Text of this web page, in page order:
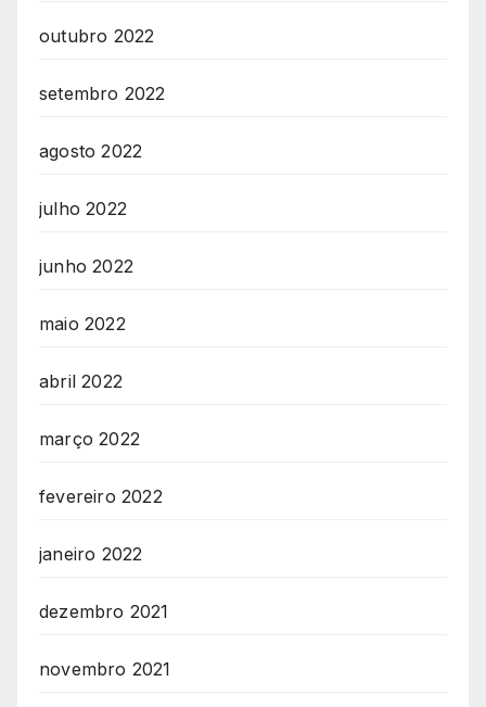
outubro 2022
setembro 2022
agosto 2022
julho 2022
junho 2022
maio 2022
abril 2022
março 2022
fevereiro 2022
janeiro 2022
dezembro 2021
novembro 2021